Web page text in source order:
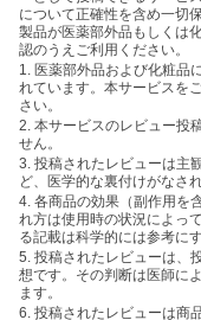
について正確性を含め一切
製品が医薬部外品もしくは
認のうえご利用ください。
1. 医薬部外品および化粧品
れています。本サービスを
さい。
2. 本サービスのレビュー投
せん。
3. 投稿されたレビューは主
ど、医学的な裏付けがなさ
4. 各商品の効果（副作用を
れ方は使用時の状況によっ
る記載は科学的には参考に
5. 投稿されたレビューは、
想です。その判断は医師に
ます。
6. 投稿されたレビューは商